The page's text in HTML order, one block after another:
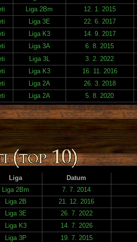
Liga 2Bm 12. 1. 2015
Liga 3E
22. 6. 2017
Liga K3 14. 9. 2017
Liga 3A 6. 8. 2015
Liga 3L 3. 2. 2022
Liga K3
16. 11. 2016
Liga 2A 26. 3. 2018
Liga 2A 5. 8. 2020
Liga Datum
Liga 2Bm 7. 7. 2014
Liga 2B 21. 12. 2016
Liga 3E 26. 7. 2022
Liga K3 14. 7. 2026
Liga 3P 19. 7. 2015